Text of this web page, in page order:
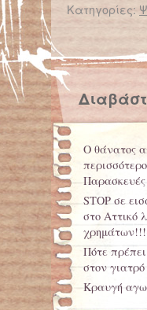
Κατηγορίες:
← Επιστροφή
Δύο δρομείς «παίρνουν τα
Ο θάνατος
Παρασκευές
STOP σε
στο Αττικό
χρημάτων!!!
Πότε
στον γιατρό
Κραυγή